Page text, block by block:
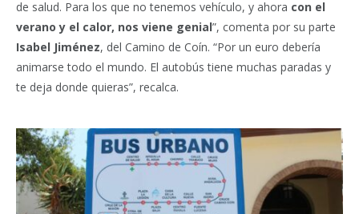
de salud. Para los que no tenemos vehículo, y ahora con el
verano y el calor, nos viene genial”, comenta por su parte
Isabel Jiménez, del Camino de Coín. “Por un euro debería
animarse todo el mundo. El autobús tiene muchas paradas y
te deja donde quieras”, recalca.